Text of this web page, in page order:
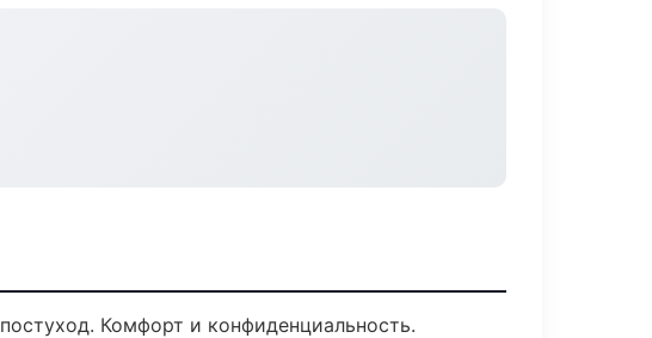
Комфорт и конфиденциальность.